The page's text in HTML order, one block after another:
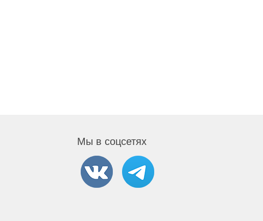
Мы в соцсетях